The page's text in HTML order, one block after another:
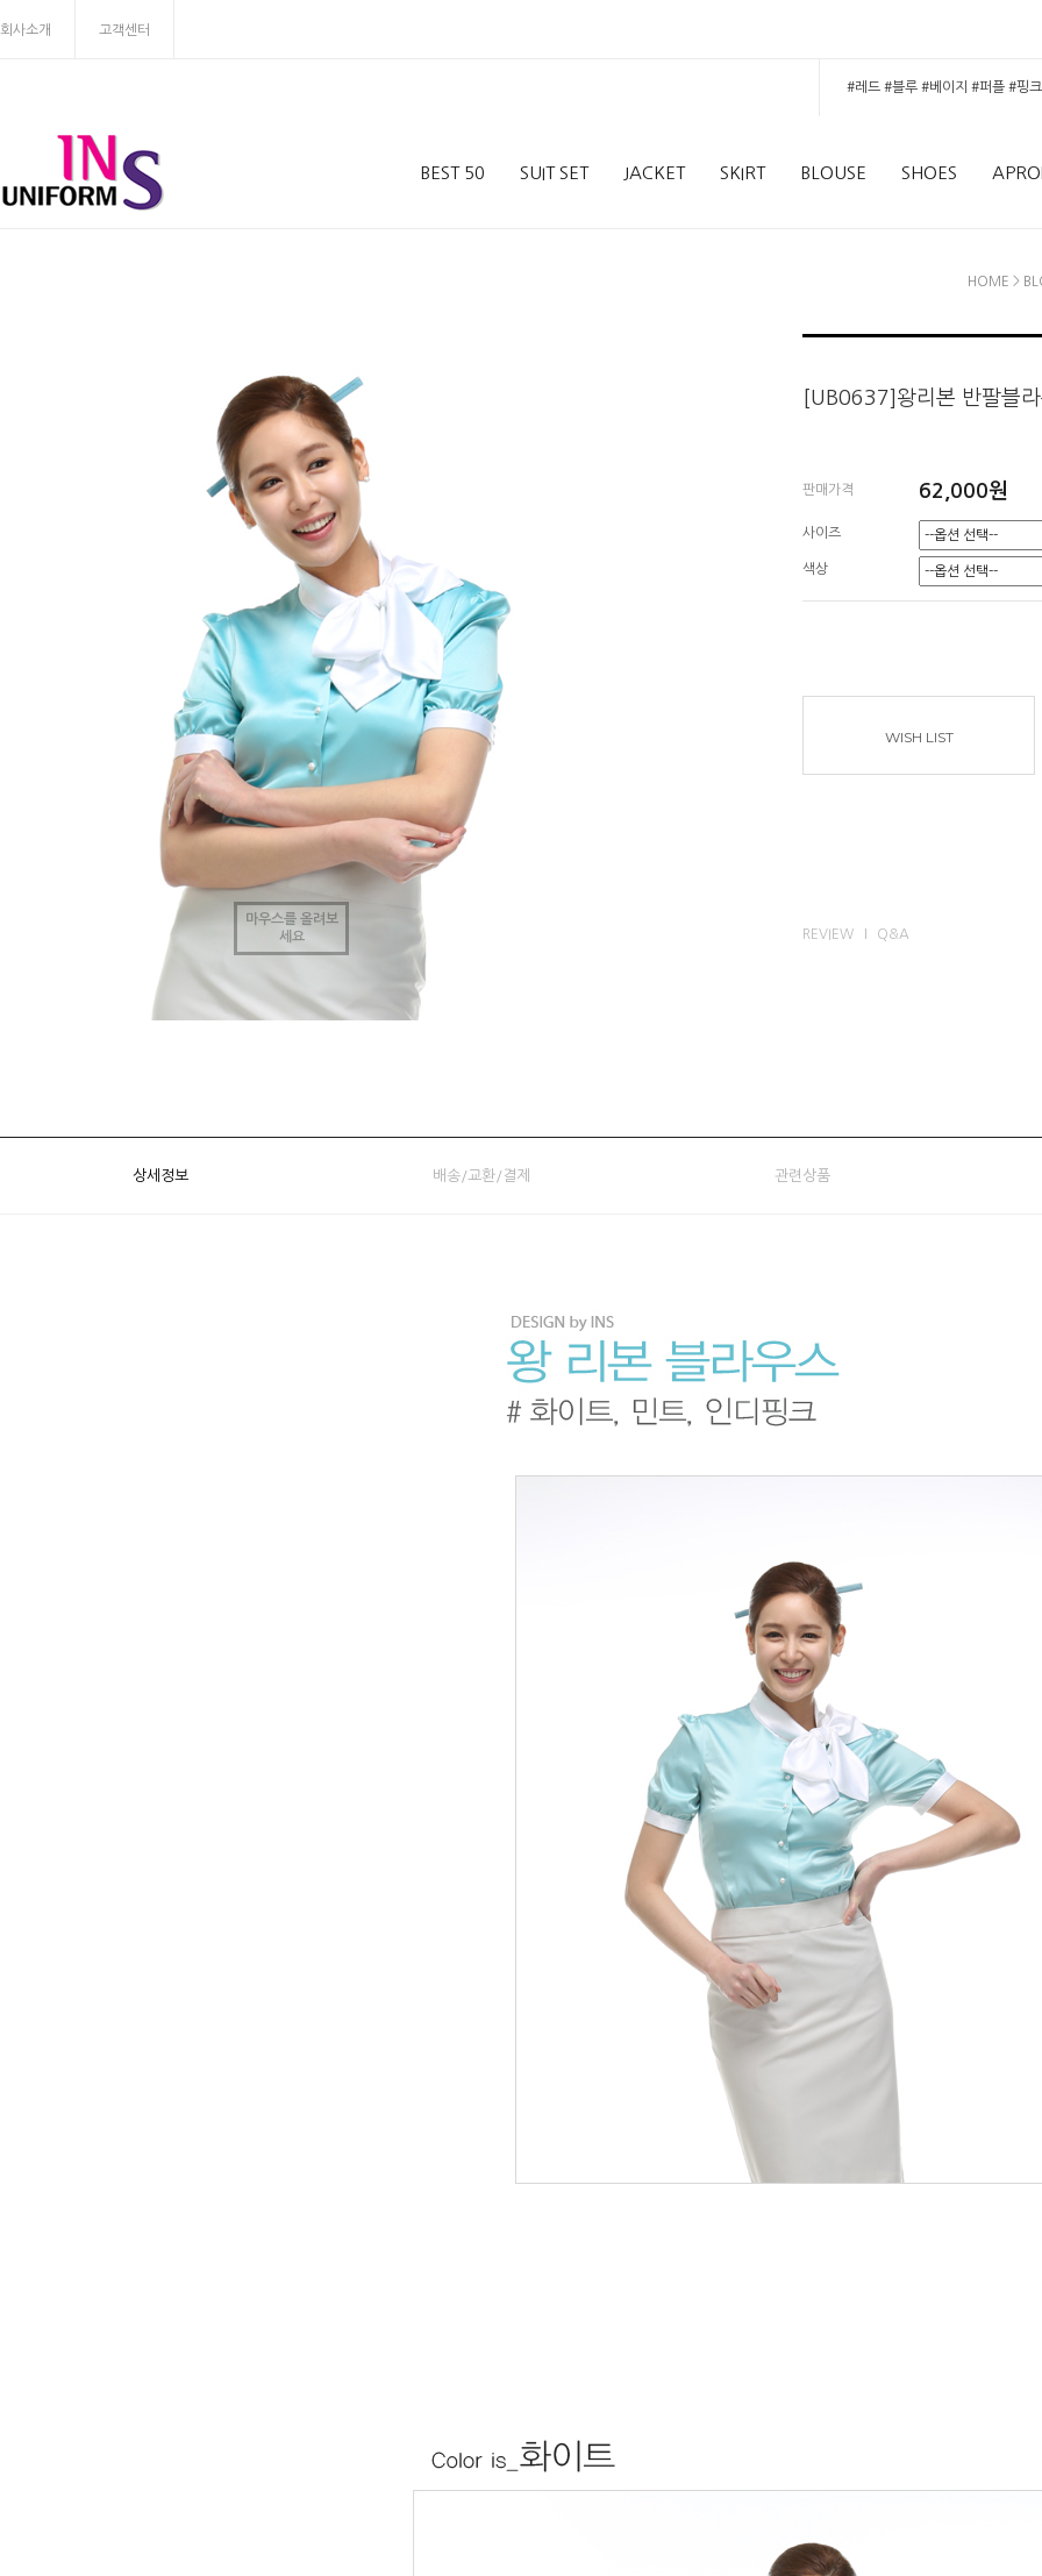
회사소개 고객센터
BEST 50 SUIT SET JACKET SKIRT BLOUSE SHOES
HOME >
마우스를 올려보
세요
[UB0637]왕리본 반팔블
판매가격 62,000원
사이즈
색상
WISH LIST
REVIEW Q&A
상세정보 배송/교환/결제 관련상품